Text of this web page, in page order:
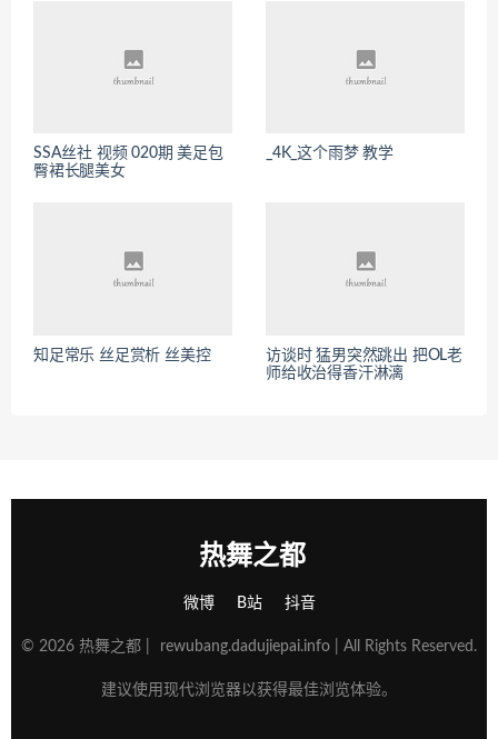
SSA丝社 视频 020期 美足包
臀裙长腿美女
_4K_这个雨梦 教学
知足常乐 丝足赏析 丝美控
访谈时 猛男突然跳出 把OL老
师给收治得香汗淋漓
热舞之都
微博 B站 抖音
© 2026 热舞之都 | rewubang.dadujiepai.info | All Rights Reserved.
建议使用现代浏览器以获得最佳浏览体验。